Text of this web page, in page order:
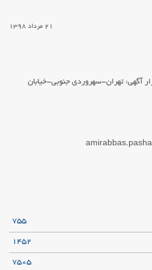
21 مرداد 1398
آگهی: تهران-سهروردی جنوبی-خیابان
755
1452
7505